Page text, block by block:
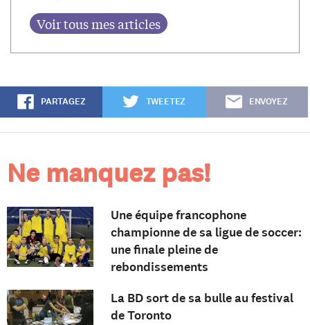
PARTAGEZ TWEETEZ ENVOYEZ
Ne manquez pas!
Une équipe francophone
championne de sa ligue de soccer:
une finale pleine de
rebondissements
La BD sort de sa bulle au festival
de Toronto